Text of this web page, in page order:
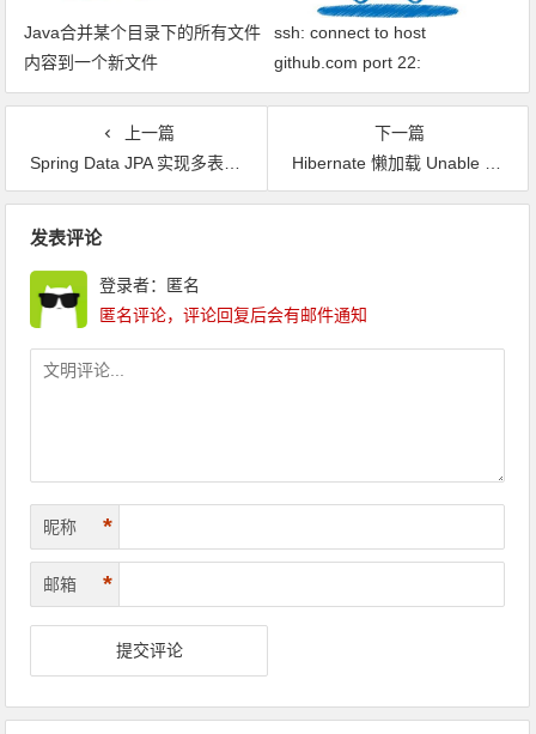
Java合并某个目录下的所有文件
内容到一个新文件
ssh: connect to host
github.com port 22:
Connection timed out fatal: xxx
上一篇
Spring Data JPA 实现多表关联查询
下一篇
Hibernate 懒加载 Unable to evaluate the expression Method threw 'org.hibernate.LazyInitializationException' exception.
发表评论
登录者：匿名
匿名评论，评论回复后会有邮件通知
昵称 *
邮箱 *